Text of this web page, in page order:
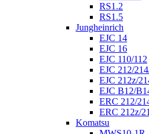
RS1.2
RS1.5
Jungheinrich
EJC 14
EJC 16
EJC 110/112
EJC 212/
EJC 212z/
EJC B12/
ERC 212/
ERC 212z/
Komatsu